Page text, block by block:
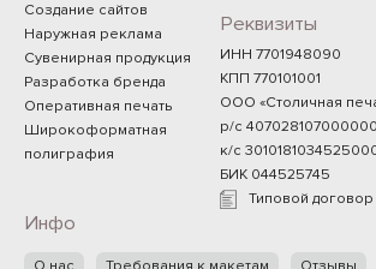
Создание сайтов
Наружная реклама
Сувенирная продукция
Разработка бренда
Оперативная печать
Широкоформатная
полиграфия
Реквизиты
ИНН 7701948090
КПП 770101001
ООО «Столичная
р/с
к/с
БИК 044525745
Типовой договор
Инфо